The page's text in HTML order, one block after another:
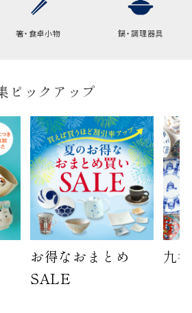
箸・食卓小物 鍋・調理器具
ピックアップ
お得なおまとめ
SALE
九